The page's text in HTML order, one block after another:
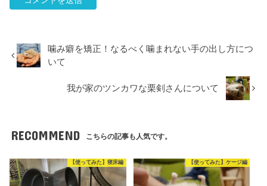
噛み癖を矯正！なるべく噛まれない手の出し方につ
いて
我が家のツンカワな栗剣さんについて
RECOMMEND こちらの記事も人気です。
【使ってみた】寝床編 【使ってみた】ケージ編